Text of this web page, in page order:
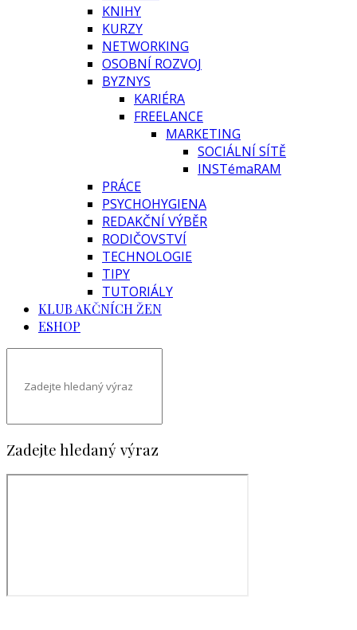
KNIHY
KURZY
NETWORKING
OSOBNÍ ROZVOJ
BYZNYS
KARIÉRA
FREELANCE
MARKETING
SOCIÁLNÍ SÍTĚ
INSTémaRAM
PRÁCE
PSYCHOHYGIENA
REDAKČNÍ VÝBĚR
RODIČOVSTVÍ
TECHNOLOGIE
TIPY
TUTORIÁLY
KLUB AKČNÍCH ŽEN
ESHOP
Zadejte hledaný výraz